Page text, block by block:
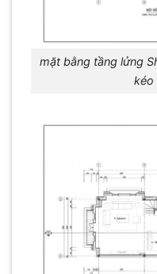
mặt bằng tầng lửng
kéo